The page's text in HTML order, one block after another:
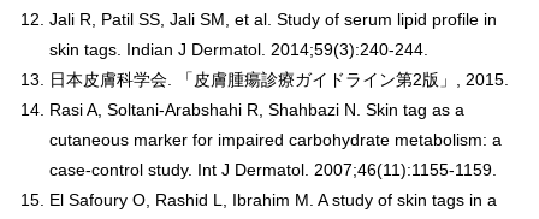
Jali R, Patil SS, Jali SM, et al. Study of serum lipid profile in
skin tags. Indian J Dermatol. 2014;59(3):240-244.
日本皮膚科学会. 「皮膚腫瘍診療ガイドライン第2版」, 2015.
Rasi A, Soltani-Arabshahi R, Shahbazi N. Skin tag as a
cutaneous marker for impaired carbohydrate metabolism: a
case-control study. Int J Dermatol. 2007;46(11):1155-1159.
El Safoury O, Rashid L, Ibrahim M. A study of skin tags in a